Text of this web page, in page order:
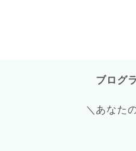
ブログ
＼あなた